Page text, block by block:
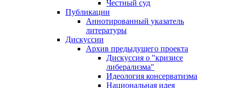
Честный суд
Публикации
Аннотированный указатель
литературы
Дискуссии
Архив предыдущего проекта
Дискуссия о "кризисе
либерализма"
Идеология консерватизма
Национальная идея